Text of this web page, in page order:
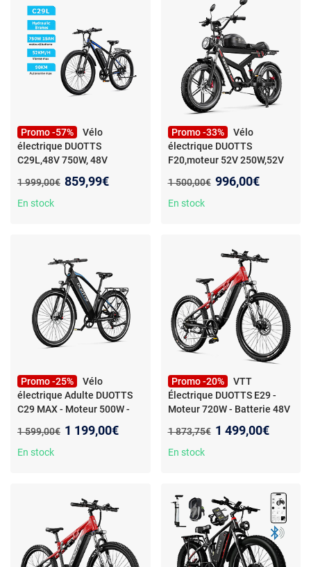
Promo -57%
Vélo
électrique DUOTTS
C29L,48V 750W, 48V
Noir- Vélo électrique
DUOTTS C29L,moteur 48V
Ancien prix :
1 999,00€ Nouveau prix :
859,99€
En stock
Promo -33%
Vélo
électrique DUOTTS
F20,moteur 52V 250W,52V
DUOTTS F20,moteur 52V
250W,52V 27AH,Autonomie
Ancien prix :
1 500,00€ Nouveau prix :
996,00€
En stock
Promo -25%
Vélo
électrique Adulte DUOTTS
C29 MAX - Moteur 500W -
SHIMANO 7 vitesses -
Assistance 70KM VTT APP
Ancien prix :
1 599,00€ Nouveau prix :
1 199,00€
En stock
Promo -20%
VTT
Électrique DUOTTS E29 -
Moteur 720W - Batterie 48V
Autonomie 90km
Ancien prix :
1 873,75€ Nouveau prix :
1 499,00€
En stock